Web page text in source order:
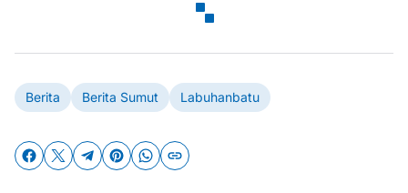
Berita Berita Sumut Labuhanbatu